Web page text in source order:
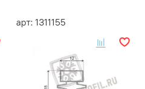
арт: 1311155